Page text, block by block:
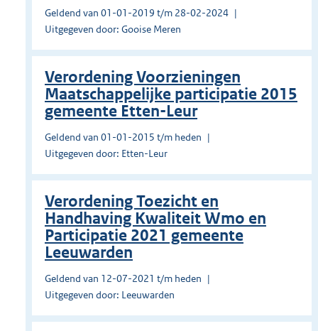
Geldend van 01-01-2019 t/m 28-02-2024
Uitgegeven door: Gooise Meren
Verordening Voorzieningen
Maatschappelijke participatie 2015
gemeente Etten-Leur
Geldend van 01-01-2015 t/m heden
Uitgegeven door: Etten-Leur
Verordening Toezicht en
Handhaving Kwaliteit Wmo en
Participatie 2021 gemeente
Leeuwarden
Geldend van 12-07-2021 t/m heden
Uitgegeven door: Leeuwarden